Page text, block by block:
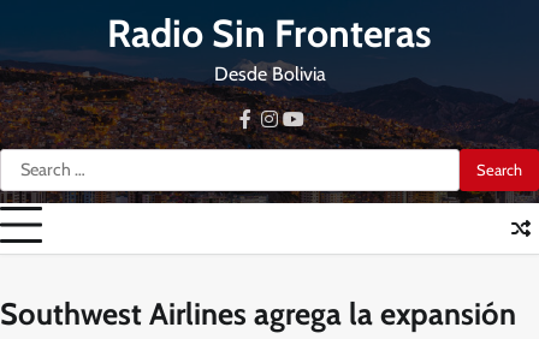
content
Radio Sin Fronteras
Desde Bolivia
Search
for:
facebook
instagram
youtube
Southwest Airlines agrega la expansión